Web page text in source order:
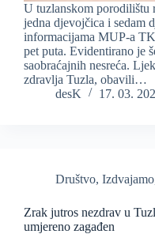
U tuzlanskom porodilištu
jedna djevojčica i sedam
informacijama MUP-a
pet puta. Evidentirano je
saobraćajnih nesreća.
zdravlja Tuzla, obavili…
desK
17. 03.
Društvo, Izdvajamo
Zrak jutros nezdrav u
umjereno zagađen